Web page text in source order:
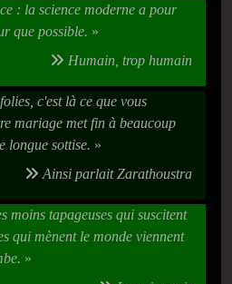
: la science moderne a pour
que possible. »
Humain, trop humain
c'est là ce que vous
mariage met fin à beaucoup
longue sottise. »
Ainsi parlait Zarathoustra
moins tapageuses qui suscitent
qui mènent le monde viennent
»